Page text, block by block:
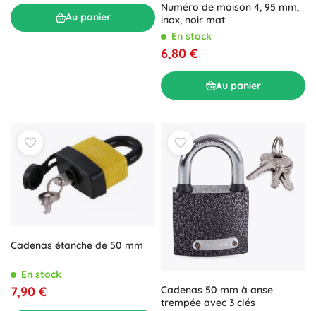
Au panier
Numéro de maison 4, 95 mm,
inox, noir mat
En stock
6,80 €
Au panier
Cadenas étanche de 50 mm
En stock
7,90 €
Cadenas 50 mm à anse
trempée avec 3 clés